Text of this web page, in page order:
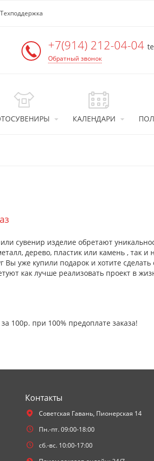
Техподдержка
+7(914) 212-04-04
Обратный звонок
КАЛЕНДАРИ
сувенир изделие обретают
дерево, пластик или камень , так
Вы уже купили подарок и хотите
как лучше реализовать проект в
100р. при 100% предоплате заказа!
Контакты
Советская Гавань, Пионерская 14
Пн.-пт. 09:00-18:00
сб.-вс. 10:00-17:00